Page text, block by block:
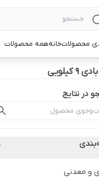
محصولاتخانههمه محصولات
کیلویی
در نتایج
و معدنی